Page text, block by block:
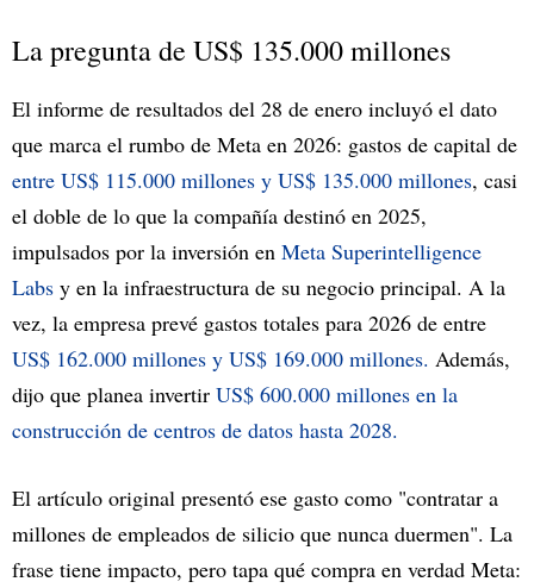
La pregunta de US$ 135.000 millones
El informe de resultados del 28 de enero incluyó el dato
que marca el rumbo de Meta en 2026: gastos de capital de
entre US$ 115.000 millones y US$ 135.000 millones, casi
el doble de lo que la compañía destinó en 2025,
impulsados por la inversión en Meta Superintelligence
Labs y en la infraestructura de su negocio principal. A la
vez, la empresa prevé gastos totales para 2026 de entre
US$ 162.000 millones y US$ 169.000 millones. Además,
dijo que planea invertir US$ 600.000 millones en la
construcción de centros de datos hasta 2028.
El artículo original presentó ese gasto como "contratar a
millones de empleados de silicio que nunca duermen". La
frase tiene impacto, pero tapa qué compra en verdad Meta: